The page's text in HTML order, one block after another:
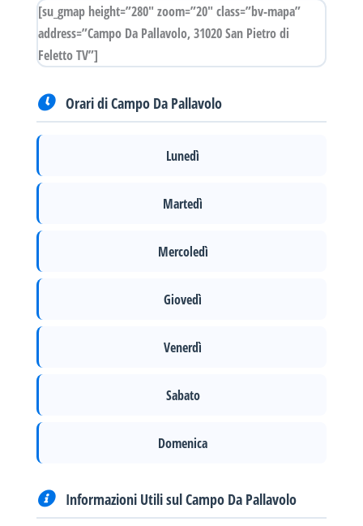
[su_gmap height=”280″ zoom=”20″ class=”bv-mapa”
address=”Campo Da Pallavolo, 31020 San Pietro di
Feletto TV”]
Orari di Campo Da Pallavolo
Lunedì
Martedì
Mercoledì
Giovedì
Venerdì
Sabato
Domenica
Informazioni Utili sul Campo Da Pallavolo